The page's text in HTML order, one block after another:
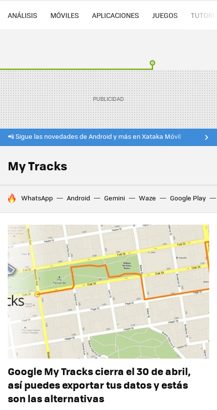
ANÁLISIS MÓVILES APLICACIONES JUEGOS
📲 Sigue las novedades de Android y más en Xataka Móvil
My Tracks
HOY SE HABLA DE
WhatsApp Android Gemini Waze Google Play
Google My Tracks cierra el 30 de abril,
así puedes exportar tus datos y estás
son las alternativas